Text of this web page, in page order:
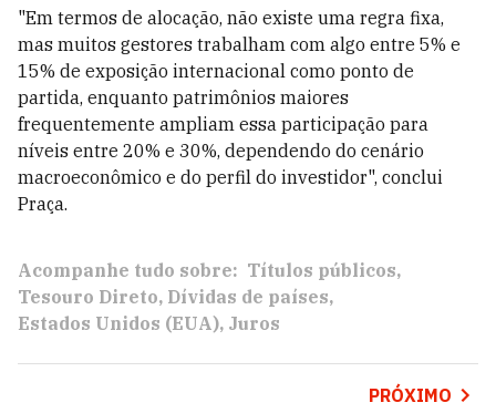
"Em termos de alocação, não existe uma regra fixa,
mas muitos gestores trabalham com algo entre 5% e
15% de exposição internacional como ponto de
partida, enquanto patrimônios maiores
frequentemente ampliam essa participação para
níveis entre 20% e 30%, dependendo do cenário
macroeconômico e do perfil do investidor", conclui
Praça.
Acompanhe tudo sobre: Títulos públicos
Tesouro Direto Dívidas de países
Estados Unidos (EUA) Juros
PRÓXIMO